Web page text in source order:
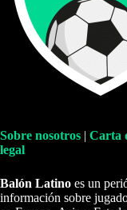
Sobre nosotros | Carta
legal
Balón Latino es un
información sobre